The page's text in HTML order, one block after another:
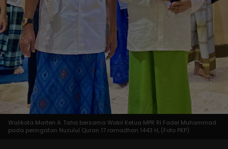
Walikota Marten A. Taha bersama Wakil Ketua MPR RI Fadel Muhammad
pada peringatan Nuzulul Quran 17 ramadhan 1443 H, (Foto PKP).